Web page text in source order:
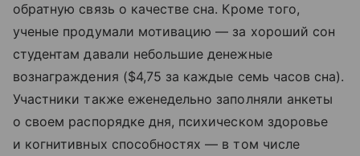
обратную связь о качестве сна. Кроме того,
ученые продумали мотивацию — за хороший сон
студентам давали небольшие денежные
вознаграждения ($4,75 за каждые семь часов сна).
Участники также еженедельно заполняли анкеты
о своем распорядке дня, психическом здоровье
и когнитивных способностях — в том числе